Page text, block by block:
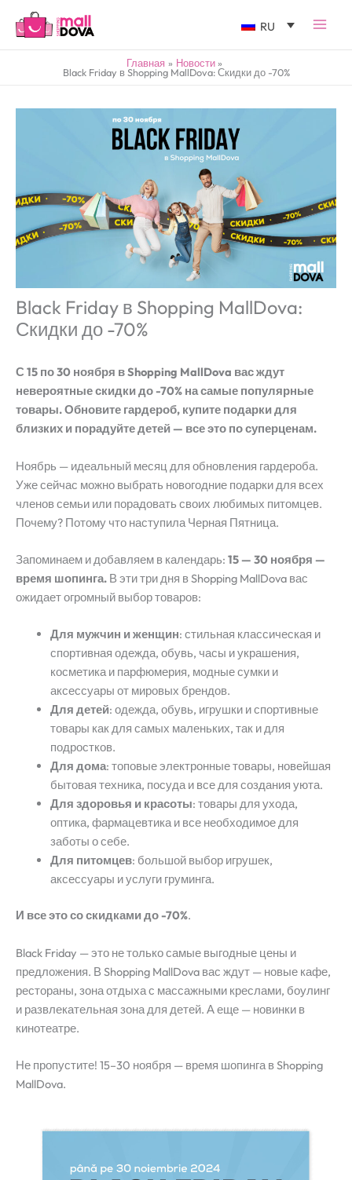
RU
Главная Новости
Black Friday в Shopping MallDova: Скидки до -70%
Black Friday в Shopping MallDova:
Скидки до -70%
С 15 по 30 ноября в Shopping MallDova вас ждут
невероятные скидки до -70% на самые популярные
товары. Обновите гардероб, купите подарки для
близких и порадуйте детей — все это по суперценам.
Ноябрь — идеальный месяц для обновления гардероба.
Уже сейчас можно выбрать новогодние подарки для всех
членов семьи или порадовать своих любимых питомцев.
Почему? Потому что наступила Черная Пятница.
Запоминаем и добавляем в календарь: 15 — 30 ноября —
время шопинга. В эти три дня в Shopping MallDova вас
ожидает огромный выбор товаров:
Для мужчин и женщин: стильная классическая и
спортивная одежда, обувь, часы и украшения,
косметика и парфюмерия, модные сумки и
аксессуары от мировых брендов.
Для детей: одежда, обувь, игрушки и спортивные
товары как для самых маленьких, так и для
подростков.
Для дома: топовые электронные товары, новейшая
бытовая техника, посуда и все для создания уюта.
Для здоровья и красоты: товары для ухода,
оптика, фармацевтика и все необходимое для
заботы о себе.
Для питомцев: большой выбор игрушек,
аксессуары и услуги груминга.
И все это со скидками до -70%.
Black Friday — это не только самые выгодные цены и
предложения. В Shopping MallDova вас ждут — новые кафе,
рестораны, зона отдыха с массажными креслами, боулинг
и развлекательная зона для детей. А еще — новинки в
кинотеатре.
Не пропустите! 15–30 ноября — время шопинга в Shopping
MallDova.